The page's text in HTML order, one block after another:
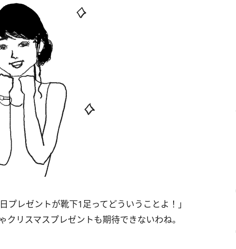
レゼントが靴下1足ってどういうことよ！」
クリスマスプレゼントも期待できないわね。